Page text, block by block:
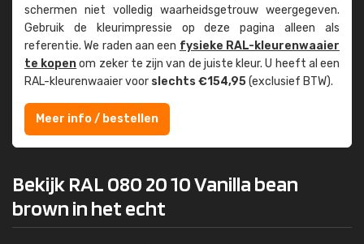
schermen niet volledig waarheids­­getrouw weer­gegeven.
Gebruik de kleur­impressie op deze pagina alleen als
referentie. We raden aan een fysieke RAL-kleuren­waaier
te kopenom zeker te zijn van de juiste kleur. U heeft al een
RAL-kleuren­waaier voor slechts €154,95(exclusief BTW).
Meer info / bestellen
Bekijk RAL 080 20 10 Vanilla bean
brown in het echt